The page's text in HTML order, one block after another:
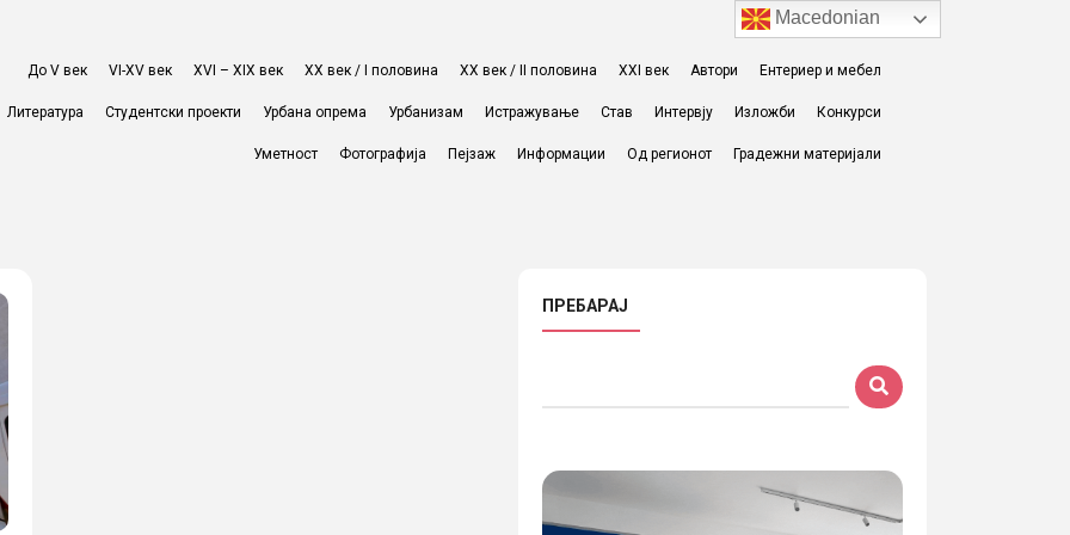
До V век VI-XV век XVI – XIX век ХХ век / I половина ХХ век / II половина XXI век Автори Ентериер и мебел
Литература Студентски проекти Урбана опрема Урбанизам Истражување Став Интервју Изложби Конкурси
Уметност Фотографија Пејзаж Информации Од регионот Градежни материјали
ПРЕБАРАЈ
Macedonian